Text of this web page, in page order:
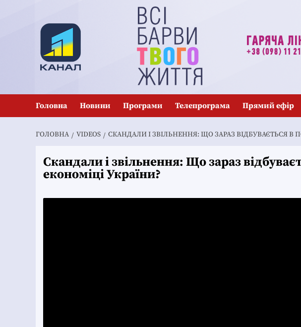
Головна Новини Програми Телепрограма Прямий ефір
ГОЛОВНА VIDEOS СКАНДАЛИ І ЗВІЛЬНЕННЯ: ЩО ЗАРАЗ ВІДБУВАЄТЬСЯ В
Скандали і звільнення: Що зараз
економіці України?